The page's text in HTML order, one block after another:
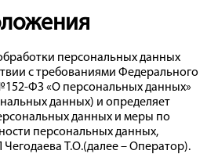
персональных данных
с требованиями Федерального
ФЗ «О персональных данных»
данных) и определяет
данных и меры по
персональных данных,
Т.О.(далее – Оператор).